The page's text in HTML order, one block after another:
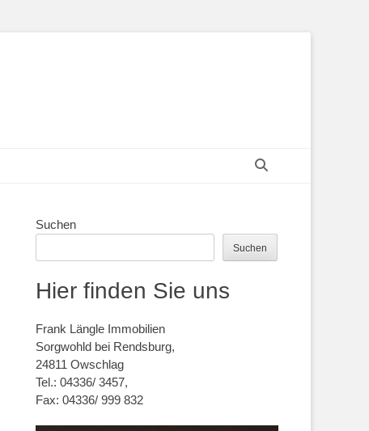
Suchen
Suchen
Hier finden Sie uns
Frank Längle Immobilien
Sorgwohld bei Rendsburg,
24811 Owschlag
Tel.: 04336/ 3457,
Fax: 04336/ 999 832